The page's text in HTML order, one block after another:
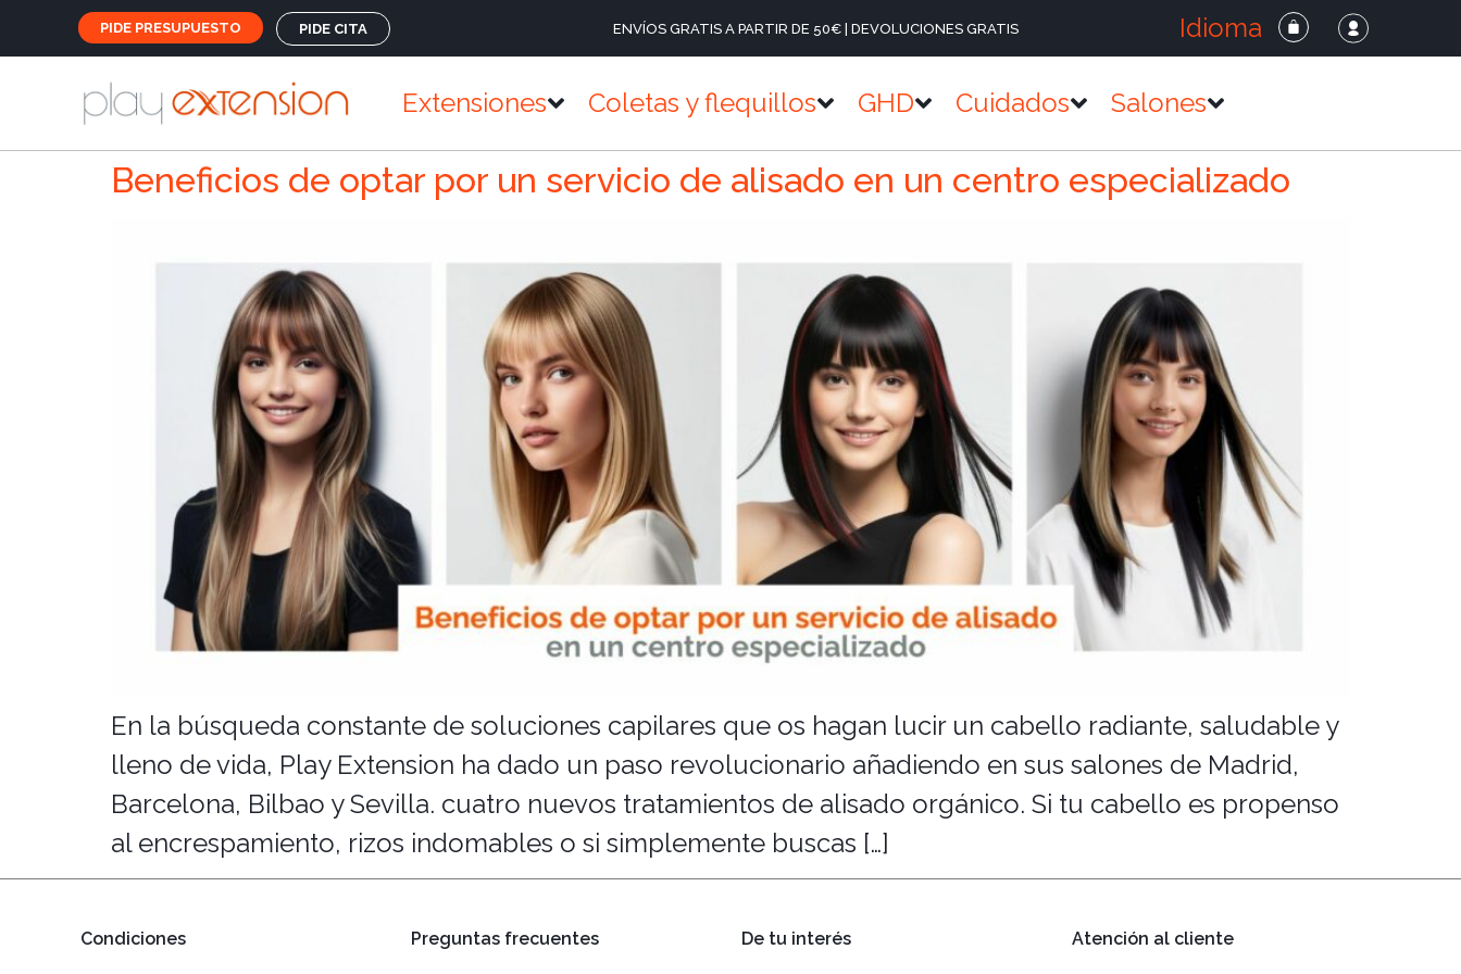
PIDE PRESUPUESTO PIDE CITA ENVÍOS GRATIS A PARTIR DE 50€ | DEVOLUCIONES GRATIS Idioma
Extensiones Coletas y flequillos GHD Cuidados Salones
Beneficios de optar por un servicio de alisado en un centro especializado
En la búsqueda constante de soluciones capilares que os hagan lucir un cabello radiante, saludable y
lleno de vida, Play Extension ha dado un paso revolucionario añadiendo en sus salones de Madrid,
Barcelona, Bilbao y Sevilla. cuatro nuevos tratamientos de alisado orgánico. Si tu cabello es propenso
al encrespamiento, rizos indomables o si simplemente buscas […]
Condiciones Preguntas frecuentes De tu interés Atención al cliente